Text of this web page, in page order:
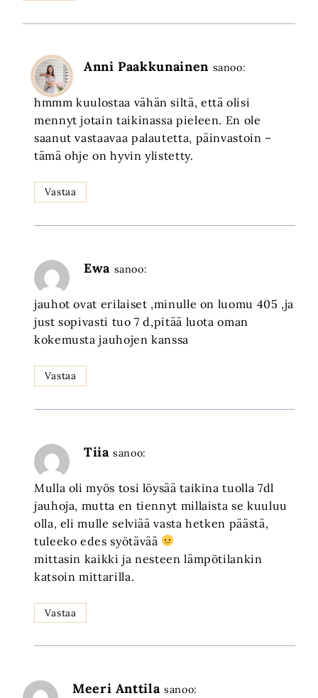
Anni Paakkunainen sanoo:
hmmm kuulostaa vähän siltä, että olisi
mennyt jotain taikinassa pieleen. En ole
saanut vastaavaa palautetta, päinvastoin –
tämä ohje on hyvin ylistetty.
Vastaa
Ewa sanoo:
jauhot ovat erilaiset ,minulle on luomu 405 ,ja
just sopivasti tuo 7 d,pitää luota oman
kokemusta jauhojen kanssa
Vastaa
Tiia sanoo:
Mulla oli myös tosi löysää taikina tuolla 7dl
jauhoja, mutta en tiennyt millaista se kuuluu
olla, eli mulle selviää vasta hetken päästä,
tuleeko edes syötävää
mittasin kaikki ja nesteen lämpötilankin
katsoin mittarilla.
Vastaa
Meeri Anttila sanoo: